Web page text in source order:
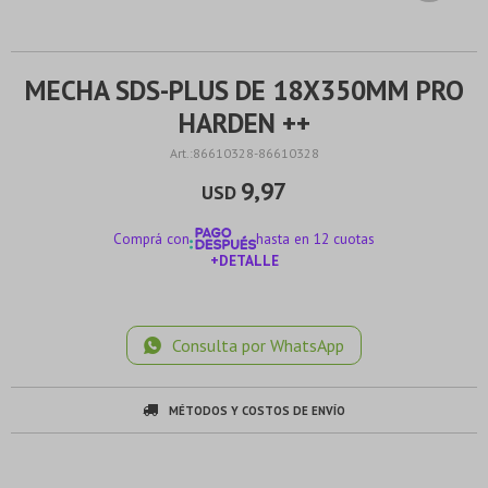
MECHA SDS-PLUS DE 18X350MM PRO
HARDEN ++
86610328-86610328
USD 9,97
Comprá con
hasta en 12 cuotas
+DETALLE
Consulta por WhatsApp
MÉTODOS Y COSTOS DE ENVÍO